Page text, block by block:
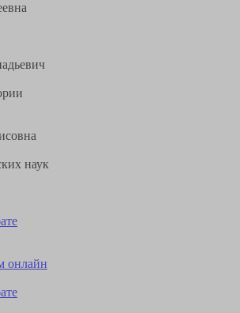
наук
онлайн